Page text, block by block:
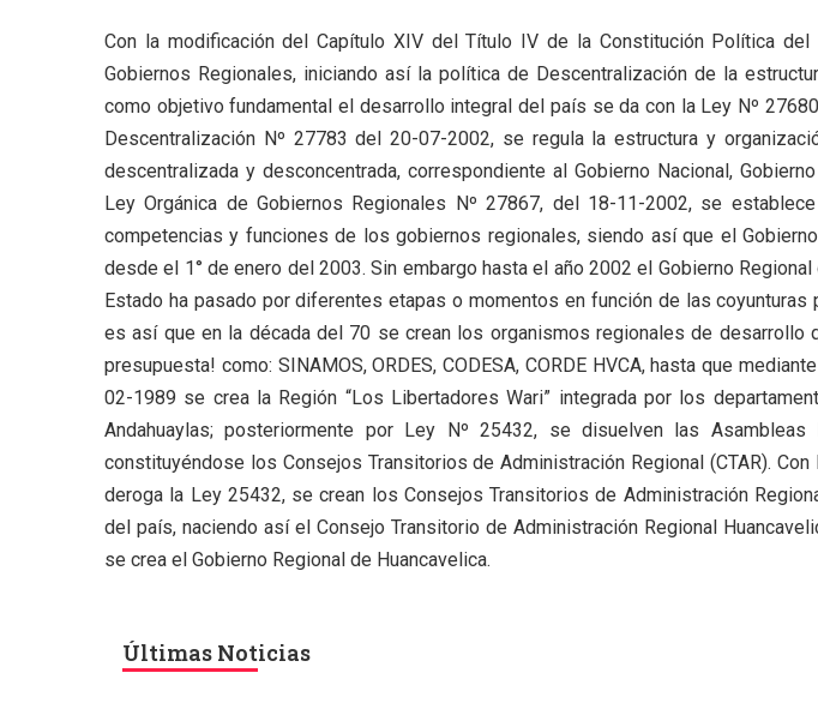
Con la modificación del Capítulo XIV del Título IV de la Constitución Política
Gobiernos Regionales, iniciando así la política de Descentralización de la
como objetivo fundamental el desarrollo integral del país se da con la Ley Nº
Descentralización Nº 27783 del 20-07-2002, se regula la estructura y
descentralizada y desconcentrada, correspondiente al Gobierno Nacional,
Ley Orgánica de Gobiernos Regionales Nº 27867, del 18-11-2002, se
competencias y funciones de los gobiernos regionales, siendo así que el
desde el 1° de enero del 2003. Sin embargo hasta el año 2002 el Gobierno
Estado ha pasado por diferentes etapas o momentos en función de las
es así que en la década del 70 se crean los organismos regionales de desarrollo
presupuesta! como: SINAMOS, ORDES, CODESA, CORDE HVCA, hasta que
02-1989 se crea la Región “Los Libertadores Wari” integrada por los
Andahuaylas; posteriormente por Ley Nº 25432, se disuelven las Asambleas
constituyéndose los Consejos Transitorios de Administración Regional (CTAR).
deroga la Ley 25432, se crean los Consejos Transitorios de Administración
del país, naciendo así el Consejo Transitorio de Administración Regional
se crea el Gobierno Regional de Huancavelica.
Últimas Noticias